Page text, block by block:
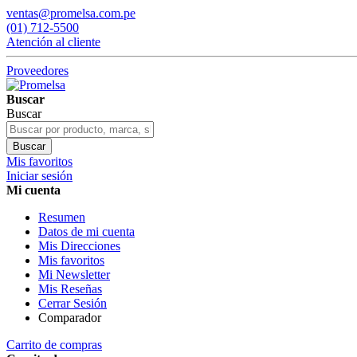
ventas@promelsa.com.pe
(01) 712-5500
Atención al cliente
Proveedores
Buscar
Buscar
Buscar
Mis favoritos
Iniciar sesión
Mi cuenta
Resumen
Datos de mi cuenta
Mis Direcciones
Mis favoritos
Mi Newsletter
Mis Reseñas
Cerrar Sesión
Comparador
Carrito de compras